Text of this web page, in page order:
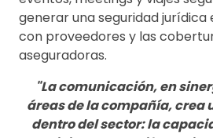
generar una seguridad
con proveedores y las
aseguradoras.
"La comunicación, en
áreas de la compañía, crea
dentro del sector: la